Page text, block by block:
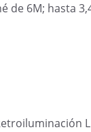
de 6M; hasta